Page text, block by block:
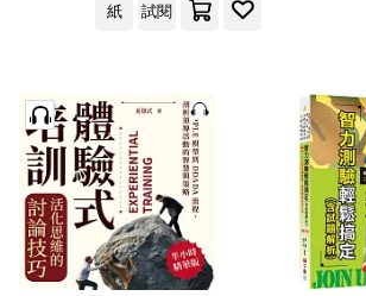
夏元清，詹玉峰，孫立峰等(1)
夏紹元(1)
寧夏珍稀方志叢刊，胡玉冰（主
編）(1)
張戰勝，楊飛，朱志明（主編）(1)
展開
出版社 (可複選)
財經錢線文化有限公司(3)
中國社會科學出版社(2)
紙
試閱